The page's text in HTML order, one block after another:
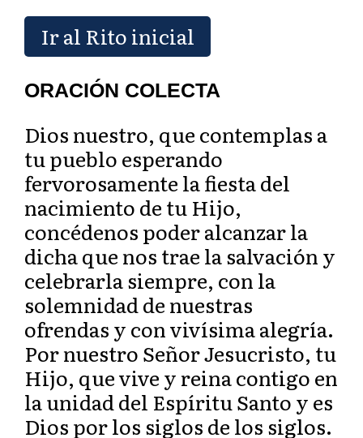
Ir al Rito inicial
ORACIÓN COLECTA
Dios nuestro, que contemplas a
tu pueblo esperando
fervorosamente la fiesta del
nacimiento de tu Hijo,
concédenos poder alcanzar la
dicha que nos trae la salvación y
celebrarla siempre, con la
solemnidad de nuestras
ofrendas y con vivísima alegría.
Por nuestro Señor Jesucristo, tu
Hijo, que vive y reina contigo en
la unidad del Espíritu Santo y es
Dios por los siglos de los siglos.